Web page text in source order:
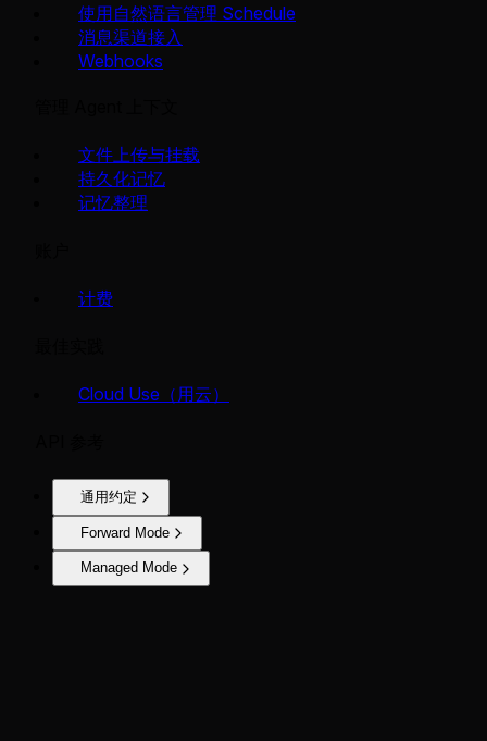
使用自然语言管理 Schedule
消息渠道接入
Webhooks
文件上传与挂载
持久化记忆
记忆整理
计费
Cloud Use（用云）
通用约定
Forward Mode
Managed Mode